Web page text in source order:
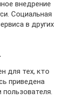
внедрение
Социальная
в других
для тех, кто
приведена